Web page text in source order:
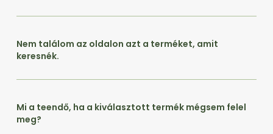
Nem találom az oldalon azt a terméket, amit
keresnék.
Mi a teendő, ha a kiválasztott termék mégsem felel
meg?